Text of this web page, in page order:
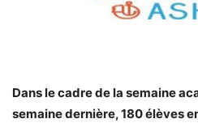
Dans le cadre de la semaine
semaine dernière, 180 élèves